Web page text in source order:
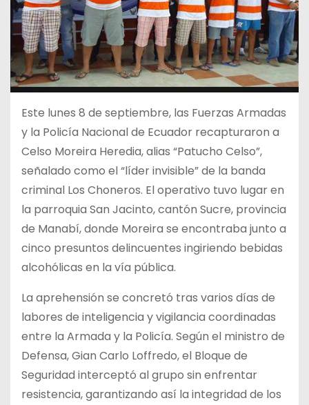
Este lunes 8 de septiembre, las Fuerzas Armadas
y la Policía Nacional de Ecuador recapturaron a
Celso Moreira Heredia, alias “Patucho Celso”,
señalado como el “líder invisible” de la banda
criminal Los Choneros. El operativo tuvo lugar en
la parroquia San Jacinto, cantón Sucre, provincia
de Manabí, donde Moreira se encontraba junto a
cinco presuntos delincuentes ingiriendo bebidas
alcohólicas en la vía pública.
La aprehensión se concretó tras varios días de
labores de inteligencia y vigilancia coordinadas
entre la Armada y la Policía. Según el ministro de
Defensa, Gian Carlo Loffredo, el Bloque de
Seguridad interceptó al grupo sin enfrentar
resistencia, garantizando así la integridad de los